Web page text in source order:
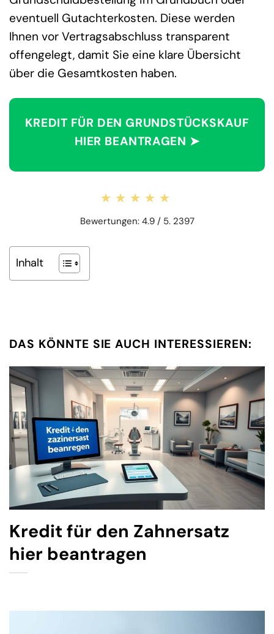
eventuell Gutachterkosten. Diese werden
Ihnen vor Vertragsabschluss transparent
offengelegt, damit Sie eine klare Übersicht
über die Gesamtkosten haben.
KREDIT FÜR DEN GRUNDSTÜCKSKAUF
HIER BEANTRAGEN ➤
★★★★★
★★★★★
Bewertungen: 4.9 / 5. 2397
Inhalt
DAS KÖNNTE SIE AUCH INTERESSIEREN:
Kredit für den Zahnersatz
hier beantragen